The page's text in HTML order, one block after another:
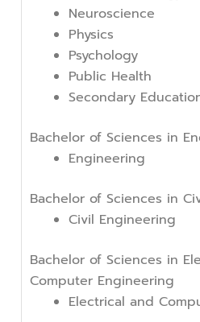
Neuroscience
Physics
Psychology
Public Health
Secondary
Bachelor of Sciences in
Engineering
Bachelor of Sciences in
Civil Engineering
Bachelor of Sciences in
Computer Engineering
Electrical and